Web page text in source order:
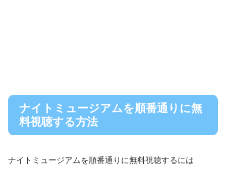
ナイトミュージアムを順番通りに無
料視聴する方法
ナイトミュージアムを順番通りに無料視聴するには